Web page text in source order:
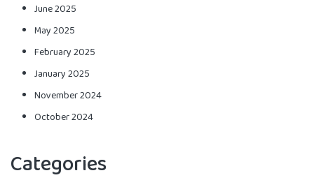
June 2025
May 2025
February 2025
January 2025
November 2024
October 2024
Categories